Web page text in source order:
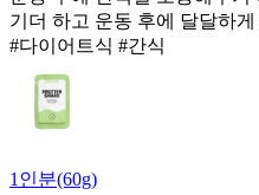
기더 하고 운동 후에 달달하
#다이어트식 #간식
1인분(60g)